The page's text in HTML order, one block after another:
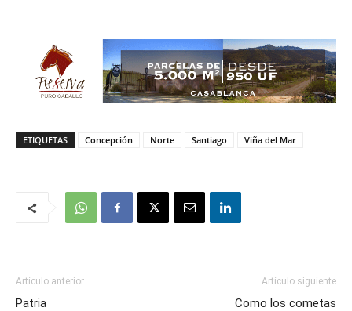
ETIQUETAS Concepción Norte Santiago Viña del Mar
Artículo anterior
Patria
Artículo siguiente
Como los cometas